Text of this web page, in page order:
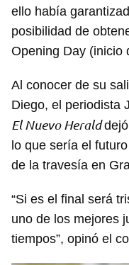
ello había
posibilidad de
Opening Day (inicio
Al conocer de su
Diego, el periodista
El Nuevo Herald
lo que sería el
de la travesía en
“Si es el final será
uno de los mejores
tiempos”, opinó el